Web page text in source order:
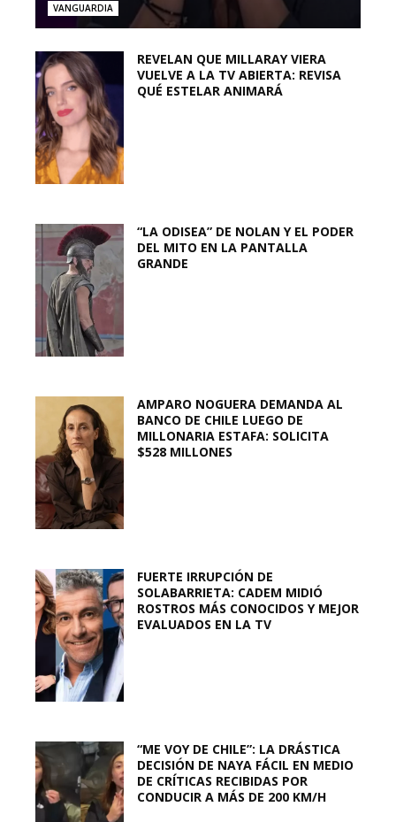
VANGUARDIA
REVELAN QUE MILLARAY VIERA
VUELVE A LA TV ABIERTA: REVISA
QUÉ ESTELAR ANIMARÁ
“LA ODISEA” DE NOLAN Y EL PODER
DEL MITO EN LA PANTALLA
GRANDE
AMPARO NOGUERA DEMANDA AL
BANCO DE CHILE LUEGO DE
MILLONARIA ESTAFA: SOLICITA
$528 MILLONES
FUERTE IRRUPCIÓN DE
SOLABARRIETA: CADEM MIDIÓ
ROSTROS MÁS CONOCIDOS Y MEJOR
EVALUADOS EN LA TV
“ME VOY DE CHILE”: LA DRÁSTICA
DECISIÓN DE NAYA FÁCIL EN MEDIO
DE CRÍTICAS RECIBIDAS POR
CONDUCIR A MÁS DE 200 KM/H